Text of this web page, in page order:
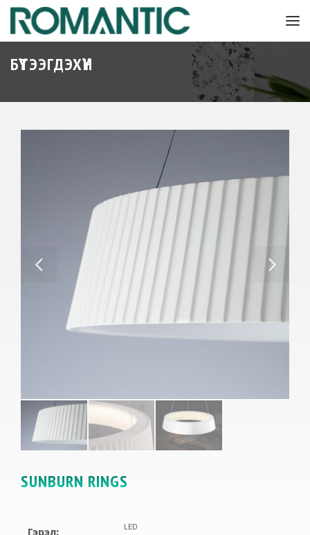
БҮТЭЭГДЭХҮҮН
SUNBURN RINGS
Гэрэл: LED